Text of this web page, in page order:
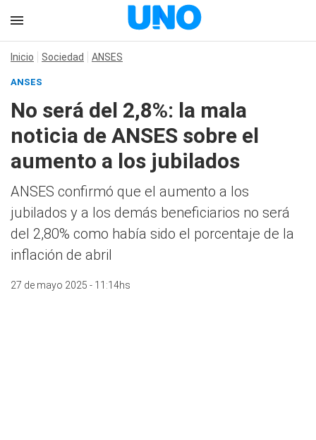
Inicio Sociedad ANSES
ANSES
No será del 2,8%: la mala
noticia de ANSES sobre el
aumento a los jubilados
ANSES confirmó que el aumento a los
jubilados y a los demás beneficiarios no será
del 2,80% como había sido el porcentaje de la
inflación de abril
27 de mayo 2025 - 11:14hs